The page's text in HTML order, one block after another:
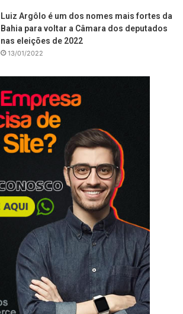
Luiz Argôlo é um dos nomes mais fortes da
Bahia para voltar a Câmara dos deputados
nas eleições de 2022
13/01/2022